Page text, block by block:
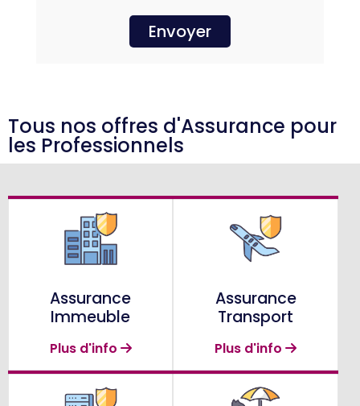
Envoyer
Tous nos offres d'Assurance pour
les Professionnels
Assurance
Immeuble
Plus d'info
Assurance
Transport
Plus d'info